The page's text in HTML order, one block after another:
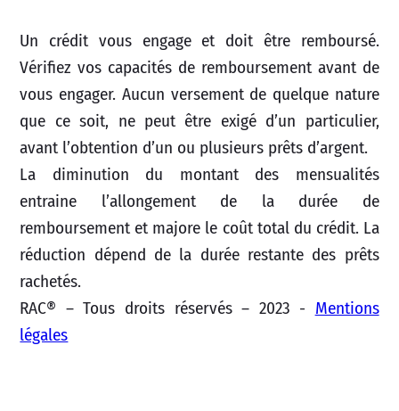
Un crédit vous engage et doit être remboursé.
Vérifiez vos capacités de remboursement avant de
vous engager. Aucun versement de quelque nature
que ce soit, ne peut être exigé d’un particulier,
avant l’obtention d’un ou plusieurs prêts d’argent.
La diminution du montant des mensualités
entraine l’allongement de la durée de
remboursement et majore le coût total du crédit. La
réduction dépend de la durée restante des prêts
rachetés.
RAC® – Tous droits réservés – 2023 - Mentions
légales